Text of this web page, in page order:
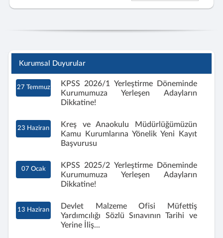
Kurumsal Duyurular
27 Temmuz
KPSS 2026/1 Yerleştirme Döneminde
Kurumumuza Yerleşen Adayların
Dikkatine!
23 Haziran
Kreş ve Anaokulu Müdürlüğümüzün
Kamu Kurumlarına Yönelik Yeni Kayıt
Başvurusu
07 Ocak
KPSS 2025/2 Yerleştirme Döneminde
Kurumumuza Yerleşen Adayların
Dikkatine!
13 Haziran
Devlet Malzeme Ofisi Müfettiş
Yardımcılığı Sözlü Sınavının Tarihi ve
Yerine İliş...